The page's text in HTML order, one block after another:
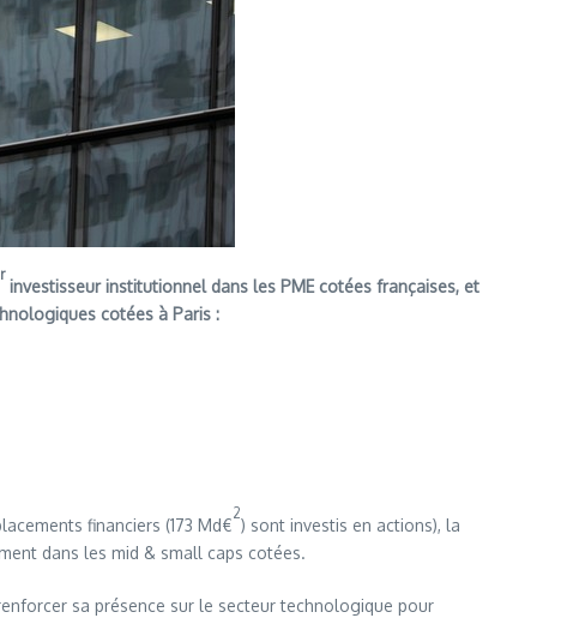
investisseur institutionnel dans les PME cotées françaises, et
cotées à Paris :
financiers (173 Md€
2
) sont investis en actions), la
dans les mid & small caps cotées.
sa présence sur le secteur technologique pour